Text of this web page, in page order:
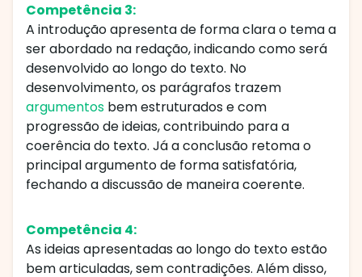
Competência 3:
A introdução apresenta de forma clara o tema a
ser abordado na redação, indicando como será
desenvolvido ao longo do texto. No
desenvolvimento, os parágrafos trazem
argumentos bem estruturados e com
progressão de ideias, contribuindo para a
coerência do texto. Já a conclusão retoma o
principal argumento de forma satisfatória,
fechando a discussão de maneira coerente.
Competência 4:
As ideias apresentadas ao longo do texto estão
bem articuladas, sem contradições. Além disso,